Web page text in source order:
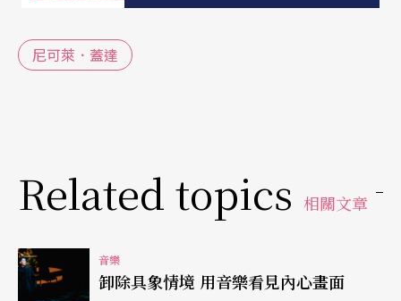
別是輕聲，運用得非常動人，沒有給人太吃力的感
覺。
條要發展的歌曲，當然我們也可以說這也是一種詮
釋方式，就像女高音舒瓦茲可芙（E. Schwarzkop
f）晚年的唱法一樣。但如此一來，像〈親切的幻
影〉和〈夜〉這樣的歌曲就失去了讓人屛息靜聽的
尼可萊．蓋達
Related topics 相關文章
音樂
卸除具象情境 用音樂看見內心畫面